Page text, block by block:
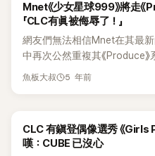
一面裡不一樣的吸引力，我相
示：「居然當愛豆出道7年了」、
令人不知所措」、「空白期也很
格：相雅、霄媛、珠賢；可愛
都有：徽妍、池按。」 「成員
見，這次的歌其實不錯，但是
太強了！」 有其他網友表示「
Cube這個組合，真的覺得
於這些觀點就反應大不同。有
很多東西沒表現出來，現在下
Mnet《少女星球999》將走《
「CLC有眞被侮辱了！」
網友們無法相信Mnet在其最新
中再次公然重複其《Produce
日Mnet公開了即將於下週8月
低，營造齣戲劇性的氛圍。甚
告片中，分享了節目導師觀看
魚板大叔 5 年前
CLC 有鎭登偶像選秀 《Girls
嘆：CUBE 已沒心